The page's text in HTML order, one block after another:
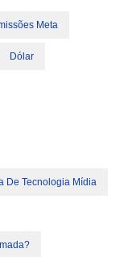
Meta
Dólar
De Tecnologia Mídia